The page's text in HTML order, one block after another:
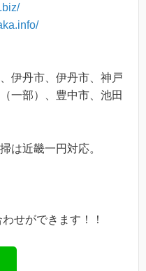
伊丹市、伊丹市、神戸
一部）、豊中市、池田
は近畿一円対応。
せができます！！